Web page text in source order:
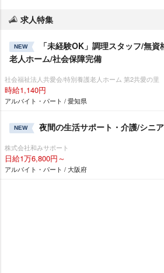
求人特集
NEW
「未経験OK」調理スタッフ/無
老人ホーム/社会保障完備
社会福祉法人共愛会/特別養護老人ホーム 第2共愛の里
時給1,140円
アルバイト・パート / 愛知県
NEW 夜間の生活サポート・介護/シニ
株式会社和みサポート
日給1万6,800円～
アルバイト・パート / 大阪府